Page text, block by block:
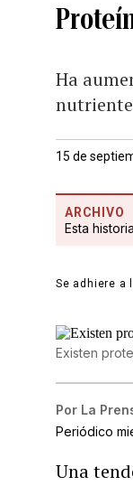
Ha
15 de
ARCHIVO
Esta
Se adhiere a
Existen
Por La
Periódico
Una